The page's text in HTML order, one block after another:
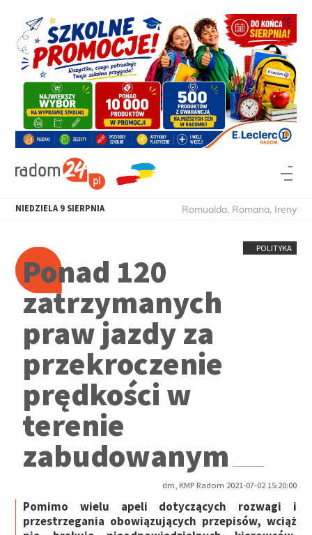
NIEDZIELA 9 SIERPNIA Romualda, Romana, Ireny
POLITYKA
Ponad 120
zatrzymanych
praw jazdy za
przekroczenie
prędkości w
terenie
zabudowanym
dm, KMP Radom 2021-07-02 15:20:00
Pomimo wielu apeli dotyczących rozwagi i
przestrzegania obowiązujących przepisów, wciąż